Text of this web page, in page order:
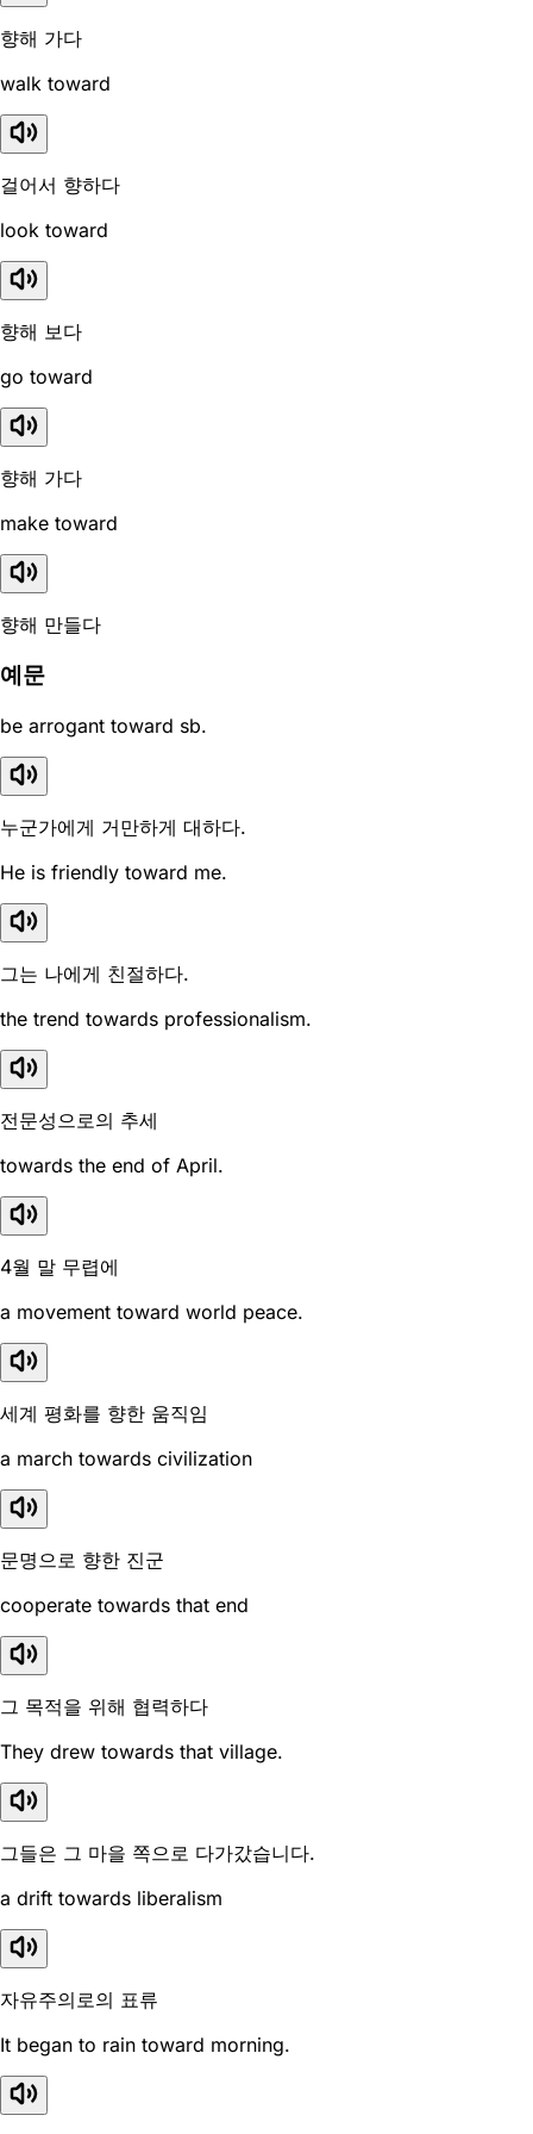
향해 가다
walk toward
걸어서 향하다
look toward
향해 보다
go toward
향해 가다
make toward
향해 만들다
예문
be arrogant toward sb.
누군가에게 거만하게 대하다.
He is friendly toward me.
그는 나에게 친절하다.
the trend towards professionalism.
전문성으로의 추세
towards the end of April.
4월 말 무렵에
a movement toward world peace.
세계 평화를 향한 움직임
a march towards civilization
문명으로 향한 진군
cooperate towards that end
그 목적을 위해 협력하다
They drew towards that village.
그들은 그 마을 쪽으로 다가갔습니다.
a drift towards liberalism
자유주의로의 표류
It began to rain toward morning.